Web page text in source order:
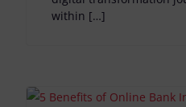
within […]